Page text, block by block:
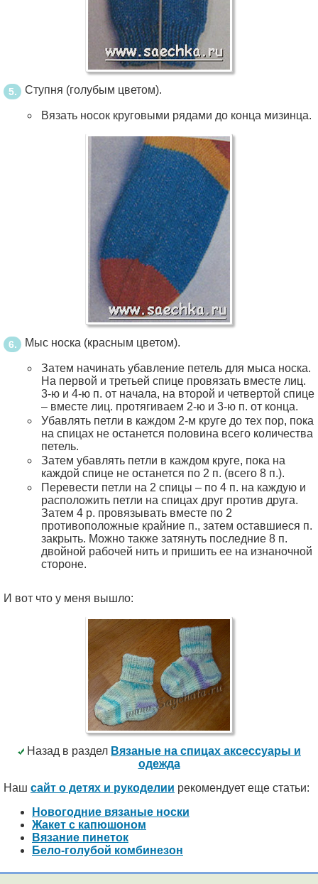
Ступня (голубым цветом).
Вязать носок круговыми рядами до конца мизинца.
Мыс носка (красным цветом).
Затем начинать убавление петель для мыса носка.
На первой и третьей спице провязать вместе лиц.
3-ю и 4-ю п. от начала, на второй и четвертой спице
– вместе лиц. протягиваем 2-ю и 3-ю п. от конца.
Убавлять петли в каждом 2-м круге до тех пор, пока
на спицах не останется половина всего количества
петель.
Затем убавлять петли в каждом круге, пока на
каждой спице не останется по 2 п. (всего 8 п.).
Перевести петли на 2 спицы – по 4 п. на каждую и
расположить петли на спицах друг против друга.
Затем 4 р. провязывать вместе по 2
противоположные крайние п., затем оставшиеся п.
закрыть. Можно также затянуть последние 8 п.
двойной рабочей нить и пришить ее на изнаночной
стороне.
И вот что у меня вышло:
Назад в раздел Вязаные на спицах аксессуары и
одежда
Наш сайт о детях и рукоделии рекомендует еще статьи:
Новогодние вязаные носки
Жакет с капюшоном
Вязание пинеток
Бело-голубой комбинезон